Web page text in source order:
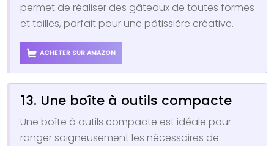
permet de réaliser des gâteaux de toutes formes
et tailles, parfait pour une pâtissière créative.
ACHETER SUR AMAZON
13. Une boîte à outils compacte
Une boîte à outils compacte est idéale pour
ranger soigneusement les nécessaires de